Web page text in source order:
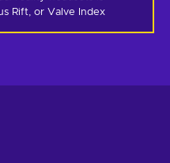
Rift, or Valve Index